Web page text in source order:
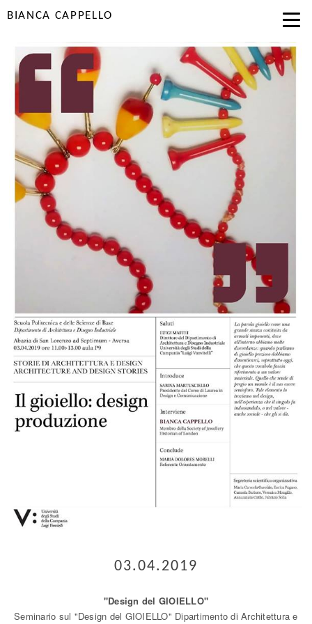
BIANCA CAPPELLO
03.04.2019
"Design del GIOIELLO"
Seminario sul "Design del GIOIELLO" Dipartimento di Architettura e